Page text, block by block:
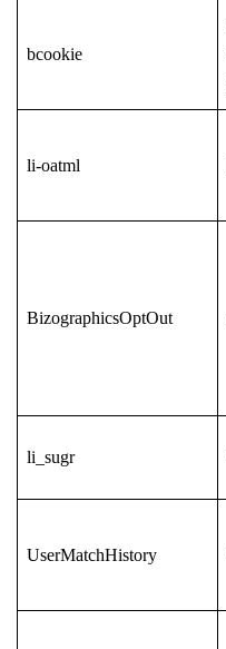
bcookie
li-oatml
BizographicsOptOut
li_sugr
UserMatchHistory